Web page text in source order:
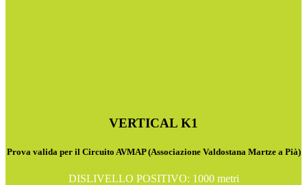
VERTICAL K1
Prova valida per il Circuito AVMAP (Associazione Valdostana Martze a Pià)
DISLIVELLO POSITIVO: 1000 metri